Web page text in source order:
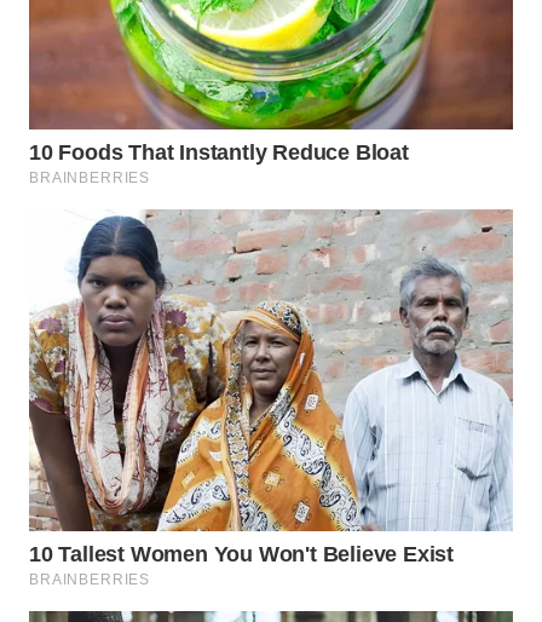
WAHANA
WAHANA
TV
WAHANANEWS
ID
WAHANANEWS
CO ID
WAHANANEWS
NET
WAHANA
SPORT
WAHANA
UMKM